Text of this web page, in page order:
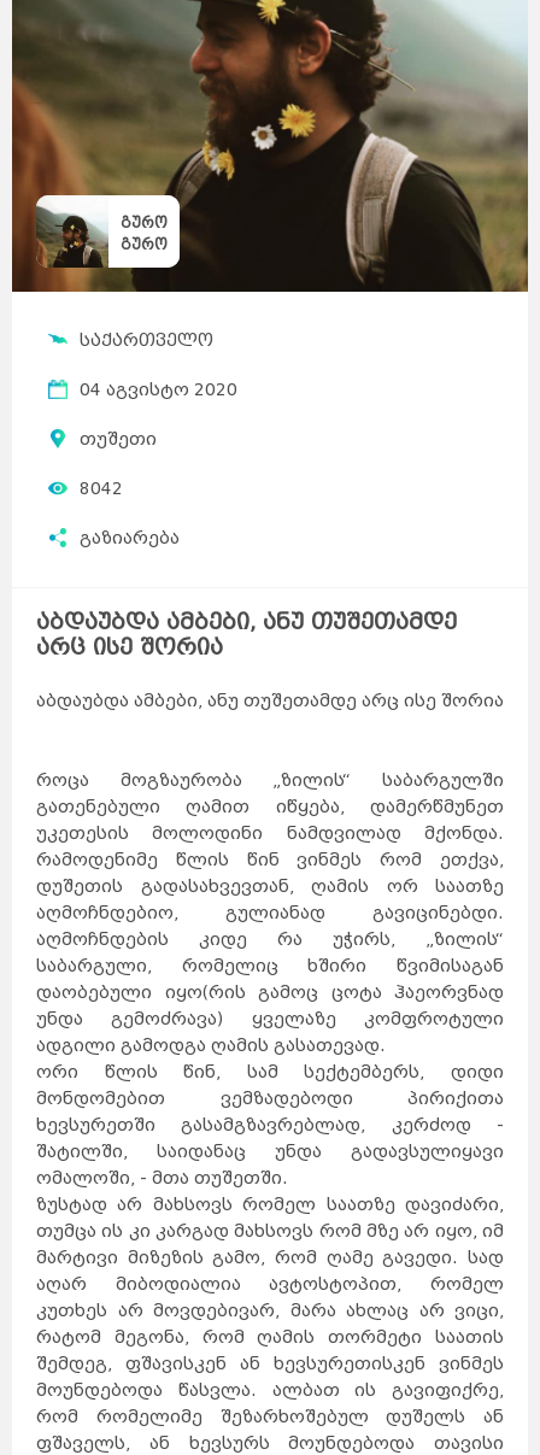
გურო
გურო
საქართველო
04 აგვისტო 2020
თუშეთი
8042
გაზიარება
აბდაუბდა ამბები, ანუ თუშეთამდე
არც ისე შორია
აბდაუბდა ამბები, ანუ თუშეთამდე არც ისე შორია
როცა მოგზაურობა „ზილის“ საბარგულში
გათენებული ღამით იწყება, დამერწმუნეთ
უკეთესის მოლოდინი ნამდვილად მქონდა.
რამოდენიმე წლის წინ ვინმეს რომ ეთქვა,
დუშეთის გადასახვევთან, ღამის ორ საათზე
აღმოჩნდებიო, გულიანად გავიცინებდი.
აღმოჩნდების კიდე რა უჭირს, „ზილის“
საბარგული, რომელიც ხშირი წვიმისაგან
დაობებული იყო(რის გამოც ცოტა ჰაეორვნად
უნდა გემოძრავა) ყველაზე კომფროტული
ადგილი გამოდგა ღამის გასათევად.
ორი წლის წინ, სამ სექტემბერს, დიდი
მონდომებით ვემზადებოდი პირიქითა
ხევსურეთში გასამგზავრებლად, კერძოდ -
შატილში, საიდანაც უნდა გადავსულიყავი
ომალოში, - მთა თუშეთში.
ზუსტად არ მახსოვს რომელ საათზე დავიძარი,
თუმცა ის კი კარგად მახსოვს რომ მზე არ იყო, იმ
მარტივი მიზეზის გამო, რომ ღამე გავედი. სად
აღარ მიბოდიალია ავტოსტოპით, რომელ
კუთხეს არ მოვდებივარ, მარა ახლაც არ ვიცი,
რატომ მეგონა, რომ ღამის თორმეტი საათის
შემდეგ, ფშავისკენ ან ხევსურეთისკენ ვინმეს
მოუნდებოდა წასვლა. ალბათ ის გავიფიქრე,
რომ რომელიმე შეზარხოშებულ დუშელს ან
ფშაველს, ან ხევსურს მოუნდებოდა თავისი